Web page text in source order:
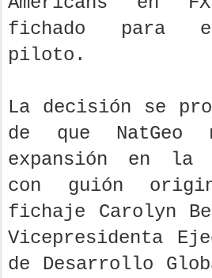
fichado para
piloto.
La decisión se
de que NatGeo
expansión en la
con guión
fichaje Carolyn
Vicepresidenta
de Desarrollo